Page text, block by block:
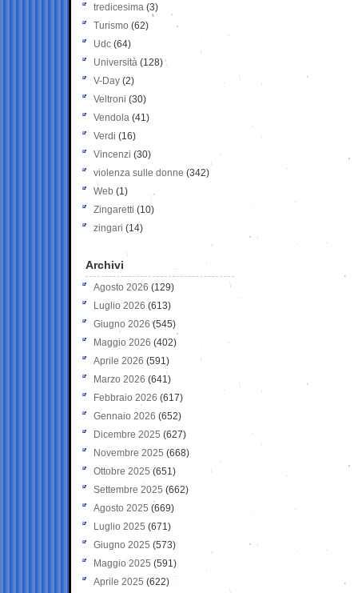
tredicesima (3)
Turismo (62)
Udc (64)
Università (128)
V-Day (2)
Veltroni (30)
Vendola (41)
Verdi (16)
Vincenzi (30)
violenza sulle donne (342)
Web (1)
Zingaretti (10)
zingari (14)
Archivi
Agosto 2026 (129)
Luglio 2026 (613)
Giugno 2026 (545)
Maggio 2026 (402)
Aprile 2026 (591)
Marzo 2026 (641)
Febbraio 2026 (617)
Gennaio 2026 (652)
Dicembre 2025 (627)
Novembre 2025 (668)
Ottobre 2025 (651)
Settembre 2025 (662)
Agosto 2025 (669)
Luglio 2025 (671)
Giugno 2025 (573)
Maggio 2025 (591)
Aprile 2025 (622)